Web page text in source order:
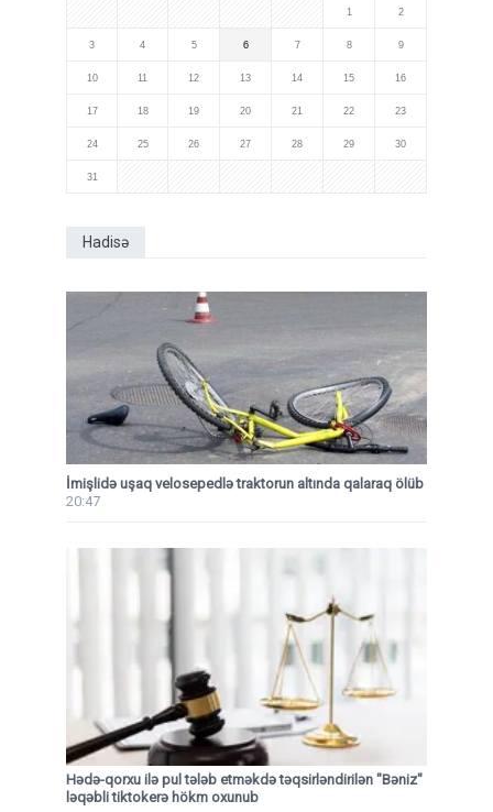
1 2
3 4 5 6 7 8 9
10 11 12 13 14 15 16
17 18 19 20 21 22 23
24 25 26 27 28 29 30
31
Hadisə
İmişlidə uşaq velosepedlə traktorun altında qalaraq ölüb
20:47
Hədə-qorxu ilə pul tələb etməkdə təqsirləndirilən "Bəniz"
ləqəbli tiktokerə hökm oxunub